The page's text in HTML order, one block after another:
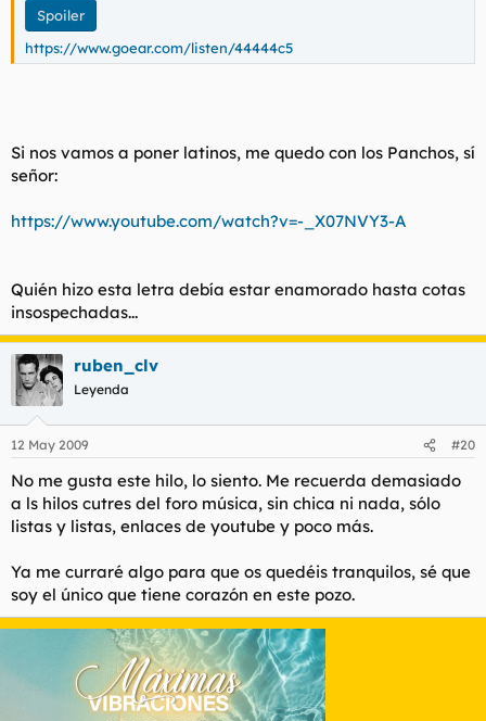
Spoiler
https://www.goear.com/listen/44444c5
Si nos vamos a poner latinos, me quedo con los Panchos, sí
señor:
https://www.youtube.com/watch?v=-_X07NVY3-A
Quién hizo esta letra debía estar enamorado hasta cotas
insospechadas...
ruben_clv
Leyenda
12 May 2009 #20
No me gusta este hilo, lo siento. Me recuerda demasiado
a ls hilos cutres del foro música, sin chica ni nada, sólo
listas y listas, enlaces de youtube y poco más.
Ya me curraré algo para que os quedéis tranquilos, sé que
soy el único que tiene corazón en este pozo.